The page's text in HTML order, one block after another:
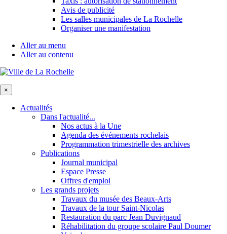
Avis de publicité
Les salles municipales de La Rochelle
Organiser une manifestation
Aller au menu
Aller au contenu
×
Actualités
Dans l'actualité...
Nos actus à la Une
Agenda des événements rochelais
Programmation trimestrielle des archives
Publications
Journal municipal
Espace Presse
Offres d'emploi
Les grands projets
Travaux du musée des Beaux-Arts
Travaux de la tour Saint-Nicolas
Restauration du parc Jean Duvignaud
Réhabilitation du groupe scolaire Paul Doumer